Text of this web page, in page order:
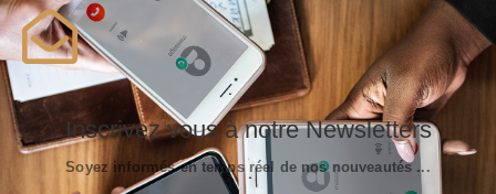
Inscrivez vous à notre Newsletters
Soyez informés en temps réel de nos nouveautés ...